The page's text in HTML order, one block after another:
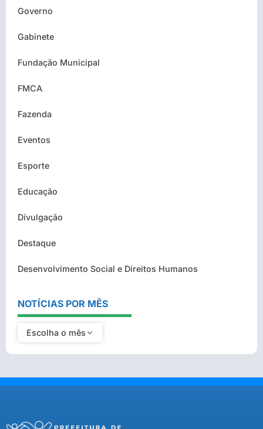
Governo
Gabinete
Fundação Municipal
FMCA
Fazenda
Eventos
Esporte
Educação
Divulgação
Destaque
Desenvolvimento Social e Direitos Humanos
NOTÍCIAS POR MÊS
Escolha o mês